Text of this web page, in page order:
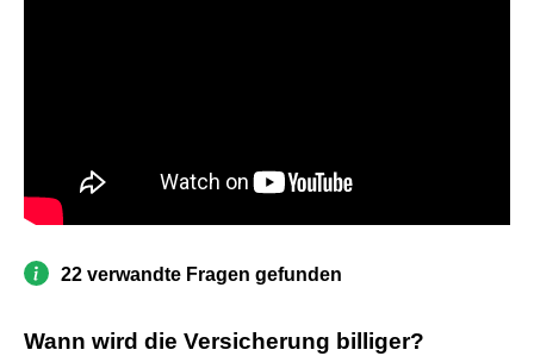
22 verwandte Fragen gefunden
Wann wird die Versicherung billiger?